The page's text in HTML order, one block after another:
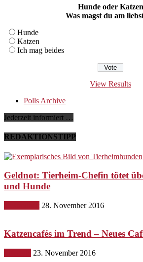
Hunde oder Katzen
Was magst du am
Hunde
Katzen
Ich mag beides
View Results
Polls Archive
Jederzeit informiert …
REDAKTIONSTIPP
Geldnot: Tierheim-Chefin tötet
und Hunde
28. November 2016
Katzencafés im Trend – Neues
23. November 2016